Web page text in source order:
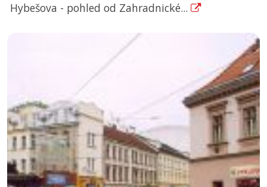
Hybešova - pohled od Zahradnické...